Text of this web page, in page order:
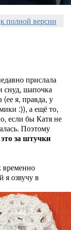
к полной версии
прислала
снуд, шапочка
я, правда, у
:)), а ещё то,
если бы Катя не
Поэтому
за штучки
временно
я озвучу в